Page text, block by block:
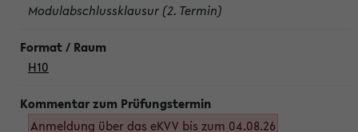
Modulabschlussklausur (2. Termin)
H10
Anmeldung über das eKVV bis zum 04.08.26